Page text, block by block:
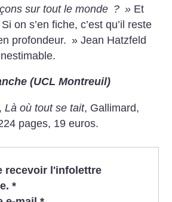
sur tout le monde ? » Et
Si on s’en fiche, c’est qu’il reste
profondeur. » Jean Hatzfeld
(UCL Montreuil)
Là où tout se tait, Gallimard,
pages, 19 euros.
recevoir l'infolettre
*